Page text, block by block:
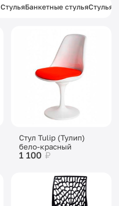
СтульяБанкетные стульяСтулья
Стул Tulip (Тулип)
бело-красный
1 100 ₽